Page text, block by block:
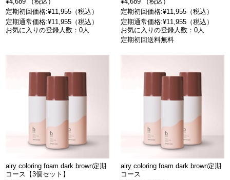
定期初回価格:¥11,955（税込）
定期通常価格:¥11,955（税込）
お気に入りの登録人数：0人
定期初回価格:¥11,955（税込）
定期通常価格:¥11,955（税込）
お気に入りの登録人数：0人
定期初回送料無料
airy coloring foam dark brown定期
コース【3個セット】
airy coloring foam dark brown定期
コース